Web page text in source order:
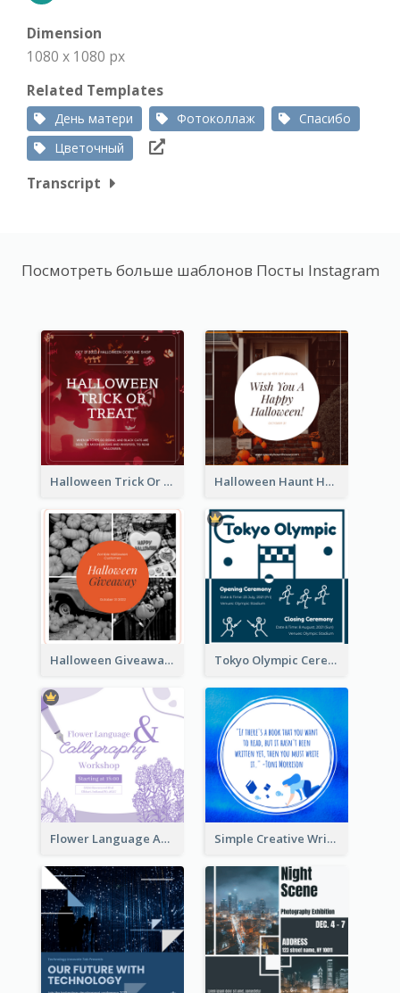
Dimension
1080 x 1080 px
Related Templates
День матери Фотоколлаж
Спасибо
Цветочный
Transcript
Посмотреть больше шаблонов Посты Instagram
Halloween Trick Or Treat Instagram Post Halloween Haunt House Instagram Post
Halloween Giveaway Instagram Post Tokyo Olympic Ceremony Instagram Post
Flower Language And Calligraphy Instagram Post Simple Creative Writing Quote Instagram Post